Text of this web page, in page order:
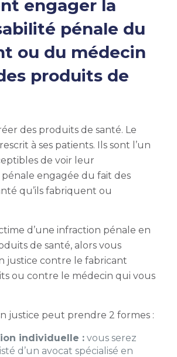
engager la
pénale du
ou du médecin
produits de
des produits de santé. Le
à ses patients. Ils sont l’un
de voir leur
engagée du fait des
qu’ils fabriquent ou
d’une infraction pénale en
de santé, alors vous
justice contre le fabricant
ou contre le médecin qui vous
justice peut prendre 2 formes :
individuelle :vous serez
d’un avocat spécialisé en